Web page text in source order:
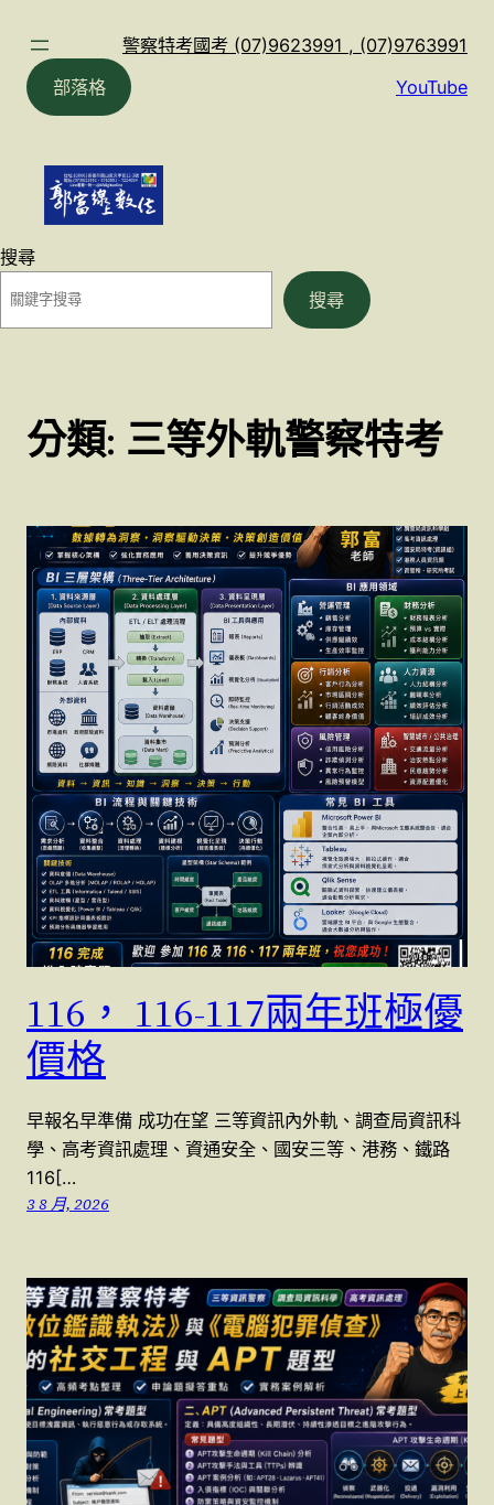
警察特考國考 (07)9623991 , (07)9763991
部落格
YouTube
搜尋
搜尋
分類: 三等外軌警察特考
116， 116-117兩年班極優
價格
早報名早準備 成功在望 三等資訊內外軌、調查局資訊科
學、高考資訊處理、資通安全、國安三等、港務、鐵路
116[…
3 8 月, 2026